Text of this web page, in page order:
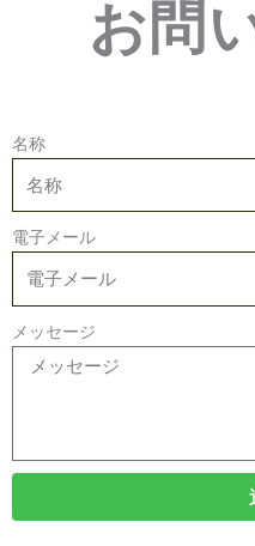
お問
名称
電子メール
メッセージ